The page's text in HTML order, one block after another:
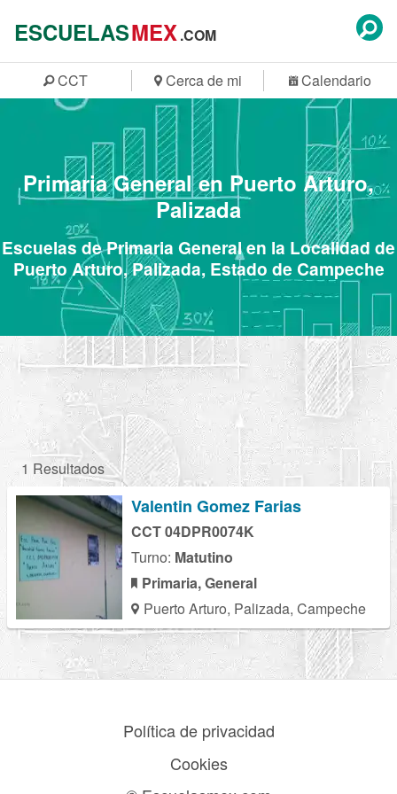
ESCUELASMEX.COM
CCT Cerca de mi Calendario
Primaria General en Puerto Arturo,
Palizada
Escuelas de Primaria General en la Localidad de
Puerto Arturo, Palizada, Estado de Campeche
1 Resultados
Valentin Gomez Farias
CCT 04DPR0074K
Turno: Matutino
Primaria, General
Puerto Arturo, Palizada, Campeche
Política de privacidad
Cookies